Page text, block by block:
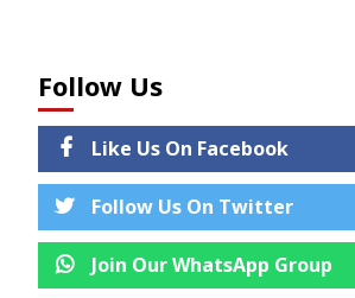
Follow Us
Like Us On Facebook
Follow Us On Twitter
Join Our WhatsApp Group